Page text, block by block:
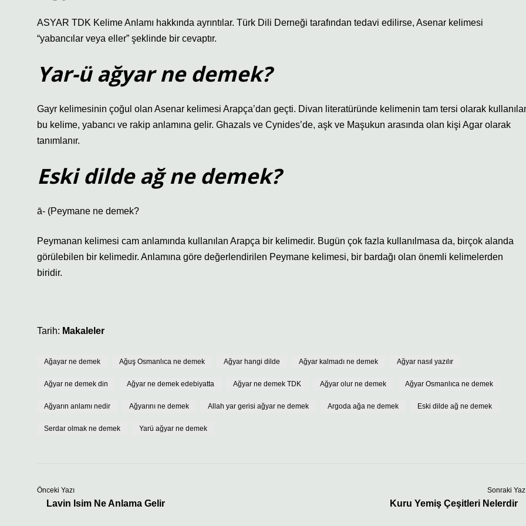
ASYAR TDK Kelime Anlamı hakkında ayrıntılar. Türk Dili Derneği tarafından tedavi edilirse, Asenar kelimesi
“yabancılar veya eller” şeklinde bir cevaptır.
Yar-ü ağyar ne demek?
Gayr kelimesinin çoğul olan Asenar kelimesi Arapça’dan geçti. Divan literatüründe kelimenin tam tersi olarak
bu kelime, yabancı ve rakip anlamına gelir. Ghazals ve Cynides’de, aşk ve Maşukun arasında olan kişi Agar olarak
tanımlanır.
Eski dilde ağ ne demek?
ā- (Peymane ne demek?
Peymanan kelimesi cam anlamında kullanılan Arapça bir kelimedir. Bugün çok fazla kullanılmasa da, birçok alanda
görülebilen bir kelimedir. Anlamına göre değerlendirilen Peymane kelimesi, bir bardağı olan önemli kelimelerden
biridir.
Tarih: Makaleler
Ağayar ne demek Ağuş Osmanlıca ne demek Ağyar hangi dilde Ağyar kalmadı ne demek Ağyar nasıl yazılır
Ağyar ne demek din Ağyar ne demek edebiyatta Ağyar ne demek TDK Ağyar olur ne demek Ağyar Osmanlıca ne demek
Ağyarın anlamı nedir Ağyarını ne demek Allah yar gerisi ağyar ne demek Argoda ağa ne demek Eski dilde ağ ne demek
Serdar olmak ne demek Yarü ağyar ne demek
Önceki Yazı
Lavin Isim Ne Anlama Gelir
Sonraki
Kuru Yemiş Çeşitleri Nelerdir